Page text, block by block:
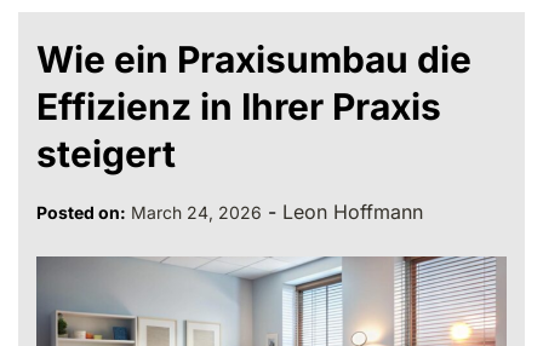
Wie ein Praxisumbau die
Effizienz in Ihrer Praxis
steigert
Posted on: March 24, 2026 - Leon Hoffmann